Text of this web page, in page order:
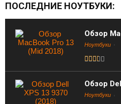
ПОСЛЕДНИЕ НОУТБУКИ:
Обзор
Ноутбуки
Обзор
Ноутбуки